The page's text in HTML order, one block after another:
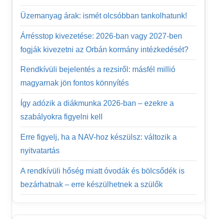
Üzemanyag árak: ismét olcsóbban tankolhatunk!
Árrésstop kivezetése: 2026-ban vagy 2027-ben
fogják kivezetni az Orbán kormány intézkedését?
Rendkívüli bejelentés a rezsiről: másfél millió
magyarnak jön fontos könnyítés
Így adózik a diákmunka 2026-ban – ezekre a
szabályokra figyelni kell
Erre figyelj, ha a NAV-hoz készülsz: változik a
nyitvatartás
A rendkívüli hőség miatt óvodák és bölcsődék is
bezárhatnak – erre készülhetnek a szülők